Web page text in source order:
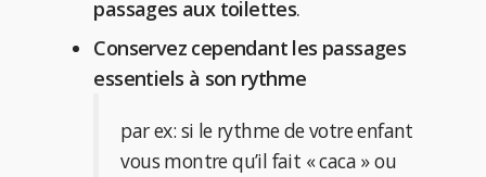
passages aux toilettes.
Conservez cependant les passages
essentiels à son rythme
par ex: si le rythme de votre enfant
vous montre qu’il fait « caca » ou